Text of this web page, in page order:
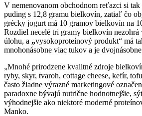
V nemenovanom obchodnom reťazci si
puding s 12,8 gramu bielkovín, zatiaľ čo
grécky jogurt má 10 gramov bielkovín na
Rozdiel necelé tri gramy bielkovín nezohrá
úlohu, a „vysokoproteínový produkt“ má
mnohonásobne viac tukov a je
„Mnohé prirodzene kvalitné zdroje
ryby, skyr, tvaroh, cottage cheese, kefír,
často žiadne výrazné marketingové
paradoxne bývajú nutrične hodnotnejšie,
výhodnejšie ako niektoré moderné
Manko.